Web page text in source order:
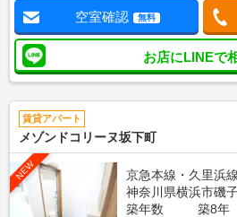
空室確認 無料
お店にLINEで
賃貸アパート
メゾンドコリーヌ坂下町
NEW
京急本線・久里浜
神奈川県横浜市磯
築年数
築8年